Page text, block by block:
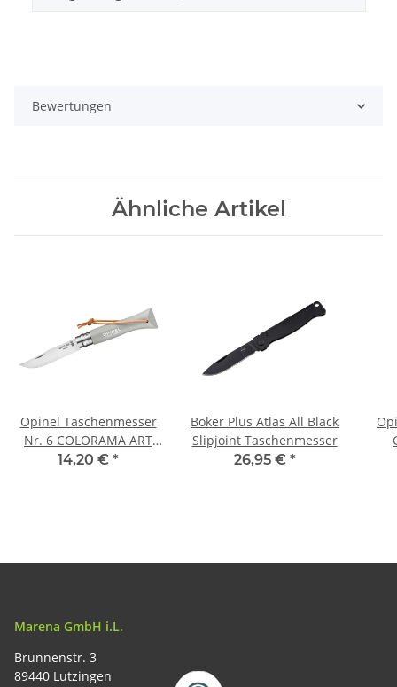
Bewertungen
Ähnliche Artikel
Opinel Taschenmesser
Nr. 6 COLORAMA ART
DECO hellgrauer
14,20 € *
Böker Plus Atlas All Black
Slipjoint Taschenmesser
26,95 € *
Marena GmbH i.L.
Brunnenstr. 3
89440 Lutzingen